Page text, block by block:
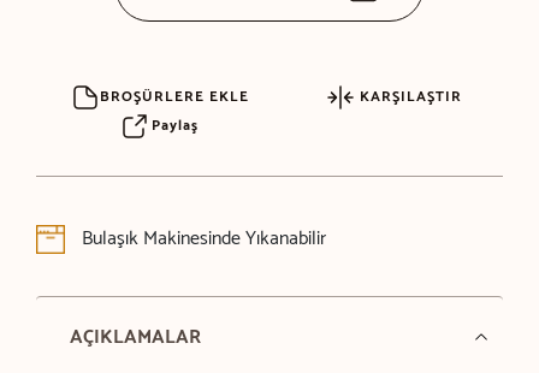
BROŞÜRLERE EKLE
KARŞILAŞTIR
Paylaş
Bulaşık Makinesinde Yıkanabilir
AÇIKLAMALAR